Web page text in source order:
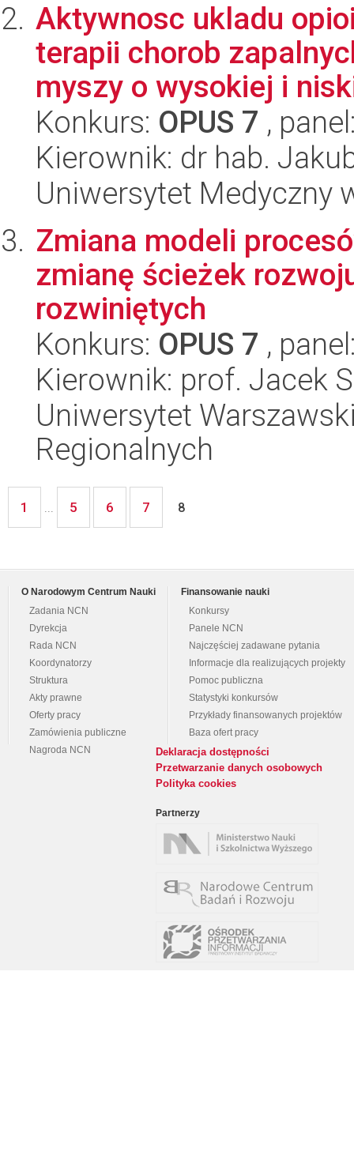
Aktywnosc ukladu
terapii chorob
myszy o wysokiej i
Konkurs: OPUS 7 ,
Kierownik: dr hab.
Uniwersytet Medyczny
Zmiana modeli
zmianę ścieżek
rozwiniętych
Konkurs: OPUS 7 ,
Kierownik: prof. Jacek
Uniwersytet
Regionalnych
1 ... 5 6 7 8
O Narodowym Centrum Nauki
Zadania NCN
Dyrekcja
Rada NCN
Koordynatorzy
Struktura
Akty prawne
Oferty pracy
Zamówienia publiczne
Nagroda NCN
Finansowanie nauki
Konkursy
Panele NCN
Najczęściej zadawane pytania
Informacje dla realizujących projekty
Pomoc publiczna
Statystyki konkursów
Przykłady finansowanych projektów
Baza ofert pracy
Deklaracja dostępności
Przetwarzanie danych osobowych
Polityka cookies
Partnerzy